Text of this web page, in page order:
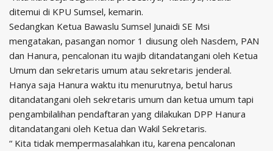
ditemui di KPU Sumsel, kemarin.
Sedangkan Ketua Bawaslu Sumsel Junaidi SE Msi
mengatakan, pasangan nomor 1 diusung oleh Nasdem, PAN
dan Hanura, pencalonan itu wajib ditandatangani oleh Ketua
Umum dan sekretaris umum atau sekretaris jenderal.
Hanya saja Hanura waktu itu menurutnya, betul harus
ditandatangani oleh sekretaris umum dan ketua umum tapi
pengambilalihan pendaftaran yang dilakukan DPP Hanura
ditandatangani oleh Ketua dan Wakil Sekretaris.
“ Kita tidak mempermasalahkan itu, karena pencalonan